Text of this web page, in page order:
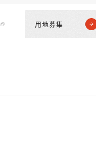
用地募集